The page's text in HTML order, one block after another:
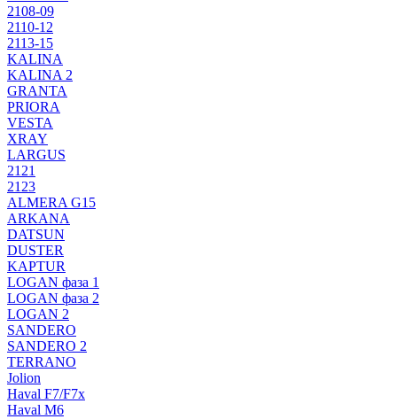
2108-09
2110-12
2113-15
KALINA
KALINA 2
GRANTA
PRIORA
VESTA
XRAY
LARGUS
2121
2123
ALMERA G15
ARKANA
DATSUN
DUSTER
KAPTUR
LOGAN фаза 1
LOGAN фаза 2
LOGAN 2
SANDERO
SANDERO 2
TERRANO
Jolion
Haval F7/F7x
Haval M6